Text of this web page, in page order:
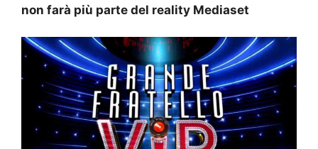
non farà più parte del reality Mediaset